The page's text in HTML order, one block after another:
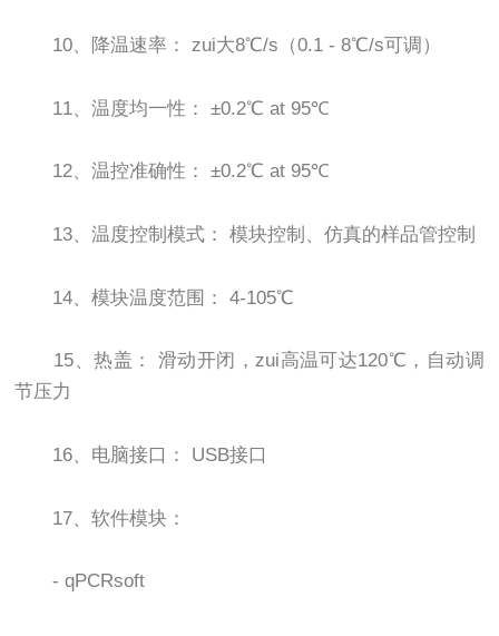
10、降温速率： zui大8℃/s（0.1 - 8℃/s可调）
11、温度均一性： ±0.2℃ at 95℃
12、温控准确性： ±0.2℃ at 95℃
13、温度控制模式： 模块控制、仿真的样品管控制
14、模块温度范围： 4-105℃
15、热盖： 滑动开闭，zui高温可达120℃，自动调
节压力
16、电脑接口： USB接口
17、软件模块：
- qPCRsoft